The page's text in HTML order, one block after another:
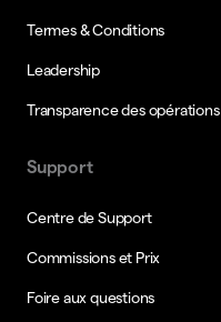
Termes & Conditions
Leadership
Transparence des opérations
Support
Centre de Support
Commissions et Prix
Foire aux questions